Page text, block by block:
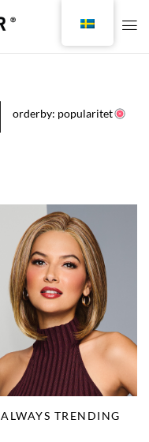
orderby: popularitet
ALWAYS TRENDING